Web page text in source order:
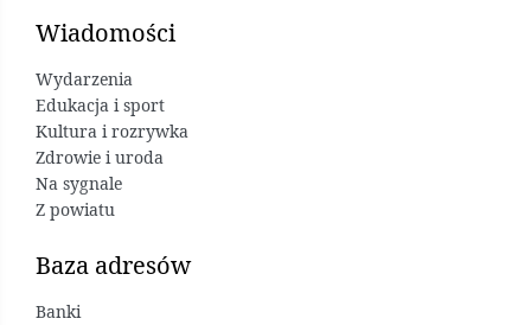
Wiadomości
Wydarzenia
Edukacja i sport
Kultura i rozrywka
Zdrowie i uroda
Na sygnale
Z powiatu
Baza adresów
Banki